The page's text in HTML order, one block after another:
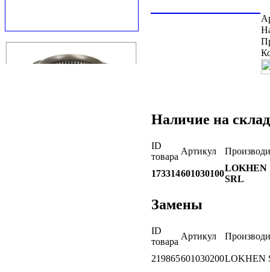
Наличие на
ID
товара
Артикул
173314601030100
LOKHEN
SRL
Замены
ID
товара
Артикул
219865601030200LOKHEN